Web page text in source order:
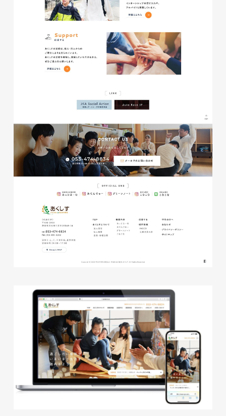
会連盟チラシ
#公共・行政・団体
サイト制作
ECサイト
#HTML/CSSコーディング
#レスポンシブWebデザイン
#Shopify